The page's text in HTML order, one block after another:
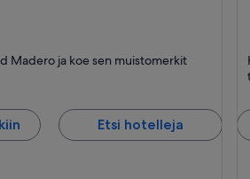
Madero ja koe sen muistomerkit
Etsi hotelleja